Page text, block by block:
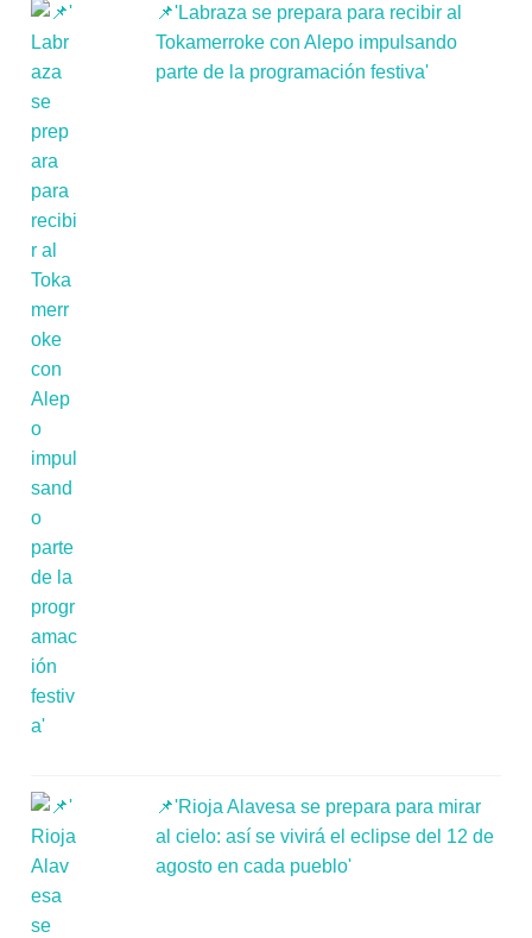
📌'Labraza se prepara para recibir al
Tokamerroke con Alepo impulsando
parte de la programación festiva'
📌'Rioja Alavesa se prepara para mirar
al cielo: así se vivirá el eclipse del 12 de
agosto en cada pueblo'